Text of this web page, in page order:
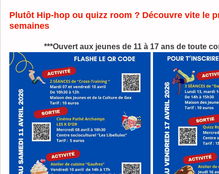
Plutôt Hip-hop ou quizz room ? Découvre vite le
semaines
***Ouvert aux jeunes de 11 à 17 ans de toute